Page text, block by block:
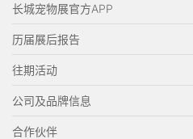
长城宠物展官方APP
历届展后报告
往期活动
公司及品牌信息
合作伙伴